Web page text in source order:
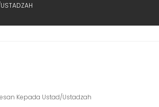
Kepada Ustad/Ustadzah